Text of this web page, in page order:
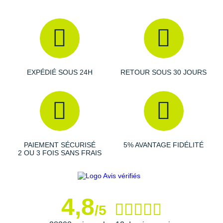
accroche
pour progresser sur une multitude de sentiers.
Ses crampons apportent une traction
bienvenue en
montée comme en descente.
Poids constaté chez i-Run : 394 g en taille 40
Toutes les chaussures de randonnée
Les autres produitsSalomon
EXPÉDIÉ SOUS 24H RETOUR SOUS 30 JOURS
PAIEMENT SÉCURISÉ
2 OU 3 FOIS SANS FRAIS
5% AVANTAGE FIDÉLITÉ
4,8/5